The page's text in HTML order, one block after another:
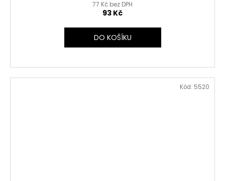
77 Kč bez DPH
93 Kč
DO KOŠÍKU
Kód: 5520